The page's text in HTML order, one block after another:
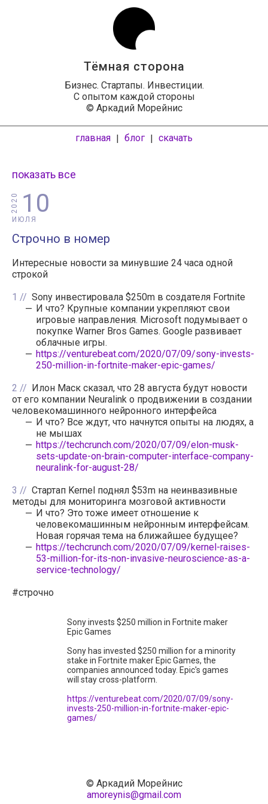
Тёмная сторона
Бизнес. Стартапы. Инвестиции.
С опытом каждой стороны
© Аркадий Морейнис
главная | блог | скачать
показать все
10
ИЮЛЯ
2020
Строчно в номер
Интересные новости за минувшие 24 часа одной
строкой
1
Sony инвестировала $250m в создателя Fortnite
И что? Крупные компании укрепляют свои
игровые направления. Microsoft подумывает о
покупке Warner Bros Games. Google развивает
облачные игры.
https://venturebeat.com/2020/07/09/sony-invests-
250-million-in-fortnite-maker-epic-games/
2
Илон Маск сказал, что 28 августа будут новости
от его компании Neuralink о продвижении в создании
человекомашинного нейронного интерфейса
И что? Все ждут, что начнутся опыты на людях, а
не мышах
https://techcrunch.com/2020/07/09/elon-musk-
sets-update-on-brain-computer-interface-company-
neuralink-for-august-28/
3
Стартап Kernel поднял $53m на неинвазивные
методы для мониторинга мозговой активности
И что? Это тоже имеет отношение к
человекомашинным нейронным интерфейсам.
Новая горячая тема на ближайшее будущее?
https://techcrunch.com/2020/07/09/kernel-raises-
53-million-for-its-non-invasive-neuroscience-as-a-
service-technology/
#строчно
Sony invests $250 million in Fortnite maker
Epic Games
Sony has invested $250 million for a minority
stake in Fortnite maker Epic Games, the
companies announced today. Epic's games
will stay cross-platform.
https://venturebeat.com/2020/07/09/sony-
invests-250-million-in-fortnite-maker-epic-
games/
© Аркадий Морейнис
amoreynis@gmail.com